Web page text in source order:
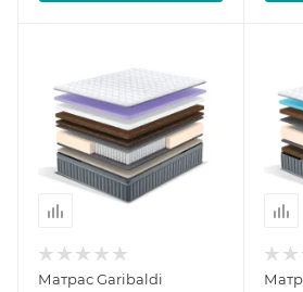
Матрас Garibaldi